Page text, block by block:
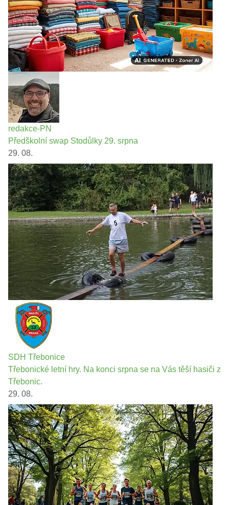
redakce-PN
Předškolní swap Stodůlky 29. srpna
29. 08.
SDH Třebonice
Třebonické letní hry. Na konci srpna se na Vás těší hasiči z
Třebonic.
29. 08.